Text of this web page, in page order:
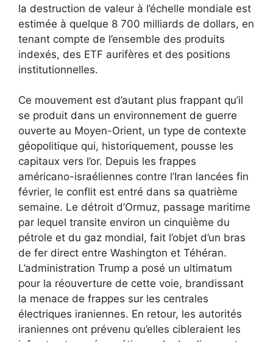
la destruction de valeur à l’échelle mondiale est
estimée à quelque 8 700 milliards de dollars, en
tenant compte de l’ensemble des produits
indexés, des ETF aurifères et des positions
institutionnelles.
Ce mouvement est d’autant plus frappant qu’il
se produit dans un environnement de guerre
ouverte au Moyen-Orient, un type de contexte
géopolitique qui, historiquement, pousse les
capitaux vers l’or. Depuis les frappes
américano-israéliennes contre l’Iran lancées fin
février, le conflit est entré dans sa quatrième
semaine. Le détroit d’Ormuz, passage maritime
par lequel transite environ un cinquième du
pétrole et du gaz mondial, fait l’objet d’un bras
de fer direct entre Washington et Téhéran.
L’administration Trump a posé un ultimatum
pour la réouverture de cette voie, brandissant
la menace de frappes sur les centrales
électriques iraniennes. En retour, les autorités
iraniennes ont prévenu qu’elles cibleraient les